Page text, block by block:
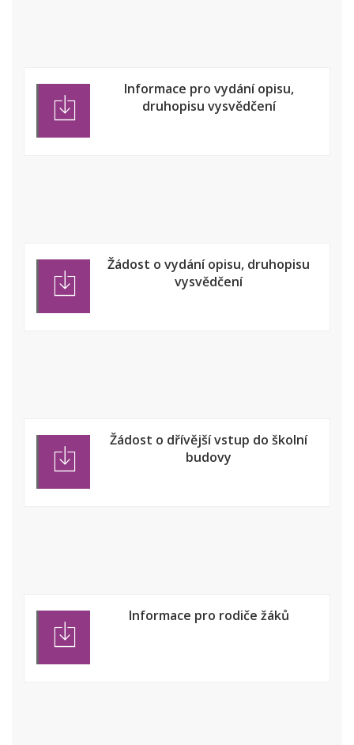
Informace pro vydání opisu,
druhopisu vysvědčení
Žádost o vydání opisu, druhopisu
vysvědčení
Žádost o dřívější vstup do školní
budovy
Informace pro rodiče žáků